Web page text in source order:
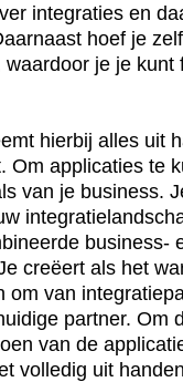
integraties en
hoef je
je je
hierbij alles uit
Om applicaties te
van je business.
business-
creëert als het
om van
partner. Om
van de
volledig uit